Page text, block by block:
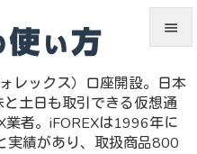
レックス）口座開設。日本
土日も取引できる仮想通
業者。iFOREXは1996年に
実績があり、取扱商品800

メニュ

サイド